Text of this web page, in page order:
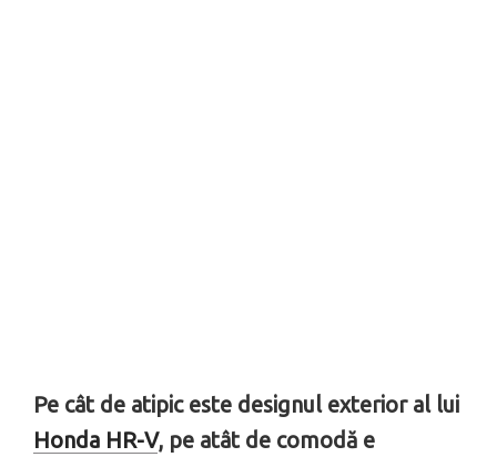
Pe cât de atipic este designul exterior al lui
Honda HR-V, pe atât de comodă e